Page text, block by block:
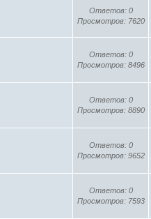
Ответов: 0
Просмотров: 7620
Ответов: 0
Просмотров: 8496
Ответов: 0
Просмотров: 8890
Ответов: 0
Просмотров: 9652
Ответов: 0
Просмотров: 7593